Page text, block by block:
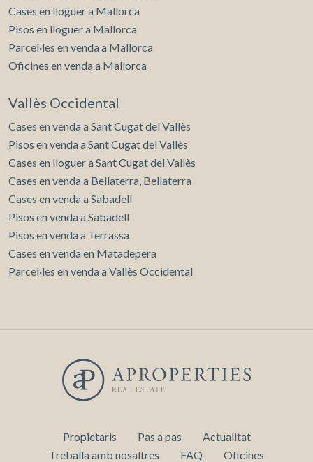
Cases en lloguer a Mallorca
Pisos en lloguer a Mallorca
Parcel·les en venda a Mallorca
Oficines en venda a Mallorca
Vallès Occidental
Cases en venda a Sant Cugat del Vallès
Pisos en venda a Sant Cugat del Vallès
Cases en lloguer a Sant Cugat del Vallès
Cases en venda a Bellaterra, Bellaterra
Cases en venda a Sabadell
Pisos en venda a Sabadell
Pisos en venda a Terrassa
Cases en venda en Matadepera
Parcel·les en venda a Vallès Occidental
Propietaris Pas a pas
Actualitat
Treballa amb nosaltres
FAQ
Oficines